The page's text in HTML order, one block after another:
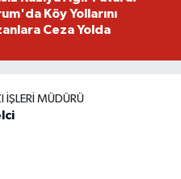
Köy Yollarını
Ceza Yolda
MÜDÜRÜ